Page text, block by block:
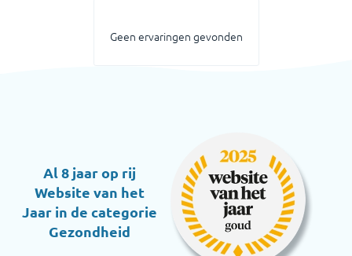
Geen ervaringen gevonden
Al 8 jaar op rij
Website van het
Jaar in de categorie
Gezondheid